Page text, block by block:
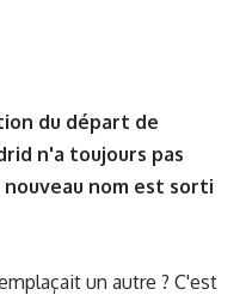
du départ de
n'a toujours pas
nouveau nom est sorti
un autre ? C'est